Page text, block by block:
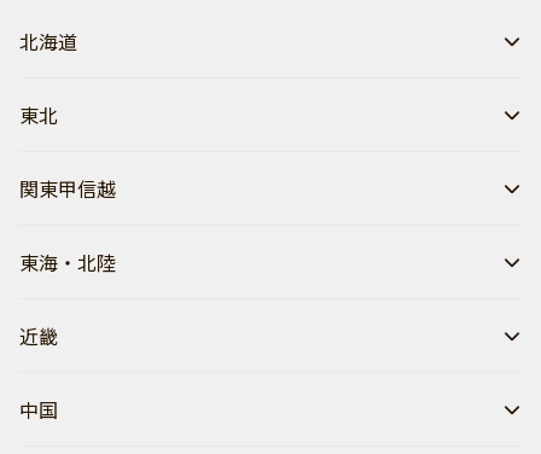
北海道
東北
関東甲信越
東海・北陸
近畿
中国